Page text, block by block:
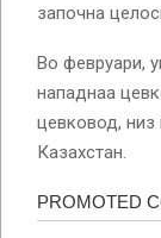
започна
Во февруари,
нападнаа
цевковод, низ
Казахстан.